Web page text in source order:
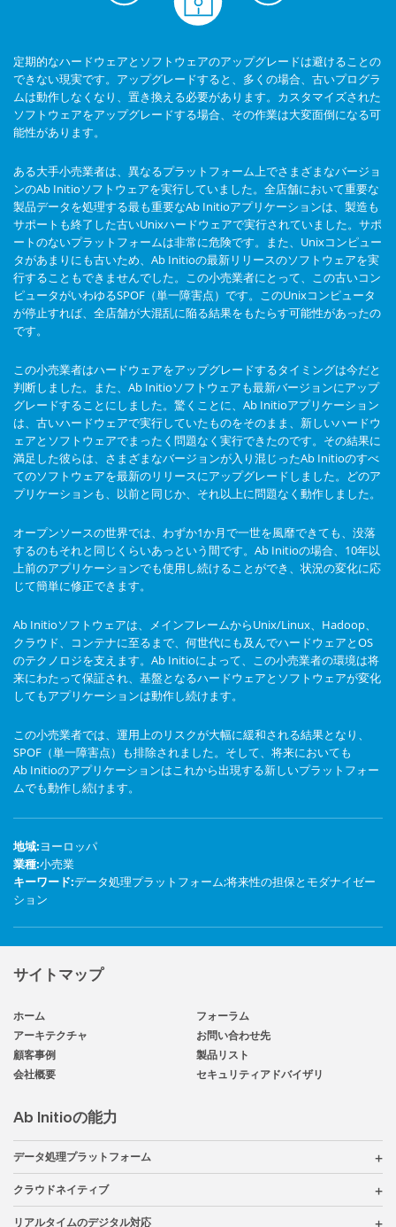
定期的なハードウェアとソフトウェアのアップグレードは避けることの
できない現実です。アップグレードすると、多くの場合、古いプログラ
ムは動作しなくなり、置き換える必要があります。カスタマイズされた
ソフトウェアをアップグレードする場合、その作業は大変面倒になる可
能性があります。
ある大手小売業者は、異なるプラットフォーム上でさまざまなバージョ
ンのAb Initioソフトウェアを実行していました。全店舗において重要な
製品データを処理する最も重要なAb Initioアプリケーションは、製造も
サポートも終了した古いUnixハードウェアで実行されていました。サポ
ートのないプラットフォームは非常に危険です。また、Unixコンピュー
タがあまりにも古いため、Ab Initioの最新リリースのソフトウェアを実
行することもできませんでした。この小売業者にとって、この古いコン
ピュータがいわゆるSPOF（単一障害点）です。このUnixコンピュータ
が停止すれば、全店舗が大混乱に陥る結果をもたらす可能性があったの
です。
この小売業者はハードウェアをアップグレードするタイミングは今だと
判断しました。また、Ab Initioソフトウェアも最新バージョンにアップ
グレードすることにしました。驚くことに、Ab Initioアプリケーション
は、古いハードウェアで実行していたものをそのまま、新しいハードウ
ェアとソフトウェアでまったく問題なく実行できたのです。その結果に
満足した彼らは、さまざまなバージョンが入り混じったAb Initioのすべ
てのソフトウェアを最新のリリースにアップグレードしました。どのア
プリケーションも、以前と同じか、それ以上に問題なく動作しました。
オープンソースの世界では、わずか1か月で一世を風靡できても、没落
するのもそれと同じくらいあっという間です。Ab Initioの場合、10年以
上前のアプリケーションでも使用し続けることができ、状況の変化に応
じて簡単に修正できます。
Ab Initioソフトウェアは、メインフレームからUnix/Linux、Hadoop、
クラウド、コンテナに至るまで、何世代にも及んでハードウェアとOS
のテクノロジを支えます。Ab Initioによって、この小売業者の環境は将
来にわたって保証され、基盤となるハードウェアとソフトウェアが変化
してもアプリケーションは動作し続けます。
この小売業者では、運用上のリスクが大幅に緩和される結果となり、
SPOF（単一障害点）も排除されました。そして、将来においても
Ab Initioのアプリケーションはこれから出現する新しいプラットフォー
ムでも動作し続けます。
地域:ヨーロッパ
業種:小売業
キーワード:データ処理プラットフォーム;将来性の担保とモダナイゼー
ション
サイトマップ
ホーム
アーキテクチャ
顧客事例
会社概要
フォーラム
お問い合わせ先
製品リスト
セキュリティアドバイザリ
Ab Initioの能力
データ処理プラットフォーム
クラウドネイティブ
リアルタイムのデジタル対応